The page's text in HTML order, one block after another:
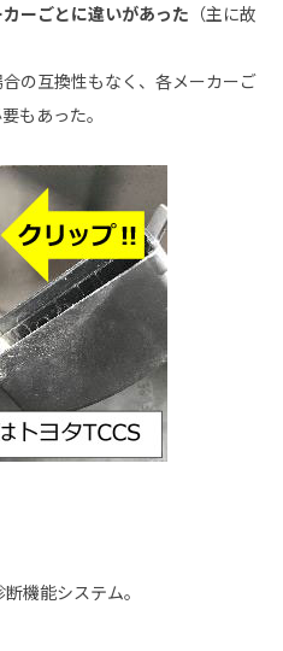
カーごとに違いがあった （主に故
の互換性もなく、各メーカーご
もあった。
機能システム。